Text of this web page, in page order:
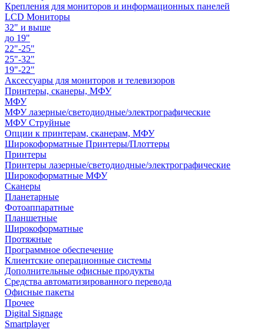
Крепления для мониторов и информационных панелей
LCD Мониторы
32" и выше
до 19"
22"-25"
25"-32"
19"-22"
Аксессуары для мониторов и телевизоров
Принтеры, сканеры, МФУ
МФУ
МФУ лазерные/светодиодные/электрографические
МФУ Струйные
Опции к принтерам, сканерам, МФУ
Широкоформатные Принтеры/Плоттеры
Принтеры
Принтеры лазерные/светодиодные/электрографические
Широкоформатные МФУ
Сканеры
Планетарные
Фотоаппаратные
Планшетные
Широкоформатные
Протяжные
Программное обеспечение
Клиентские операционные системы
Дополнительные офисные продукты
Средства автоматизированного перевода
Офисные пакеты
Прочее
Digital Signage
Smartplayer